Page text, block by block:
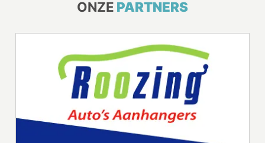
ONZE PARTNERS